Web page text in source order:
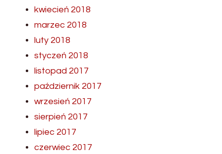
kwiecień 2018
marzec 2018
luty 2018
styczeń 2018
listopad 2017
październik 2017
wrzesień 2017
sierpień 2017
lipiec 2017
czerwiec 2017